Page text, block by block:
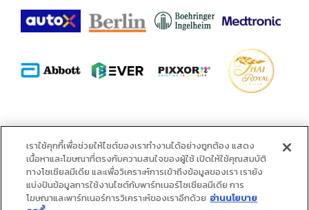
alliance
เราใช้คุกกี้เพื่อช่วยให้ไซต์ของเราทำงานได้อย่างถูกต้อง แสดง
เนื้อหาและโฆษณาที่ตรงกับความสนใจของผู้ใช้ เปิดให้ใช้คุณสมบัติ
ทางโซเชียลมีเดีย และเพื่อวิเคราะห์การเข้าถึงข้อมูลของเรา เรายัง
แบ่งปันข้อมูลการใช้งานไซต์กับพาร์ทเนอร์โซเชียลมีเดีย การ
โฆษณาและพาร์ทเนอร์การวิเคราะห์ของเราอีกด้วย อ่านนโยบาย